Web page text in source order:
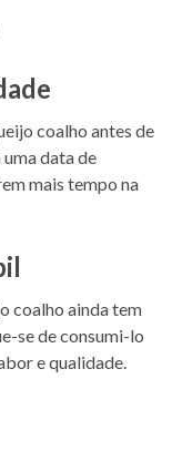
coalho antes de
data de
mais tempo na
coalho ainda tem
se de consumi-lo
e qualidade.